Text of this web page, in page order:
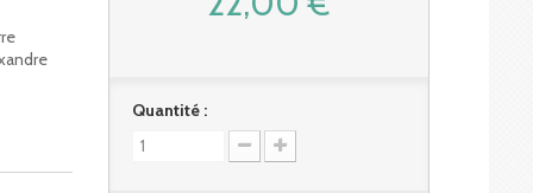
Quantité :